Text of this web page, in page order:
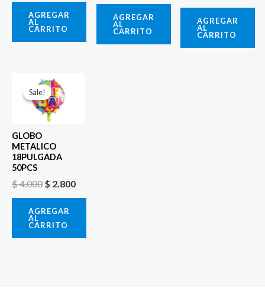
AGREGAR
AL
CARRITO
AGREGAR
AL
CARRITO
AGREGAR
AL
CARRITO
Sale!
Sale!
GLOBO
METALICO
18PULGADA
50PCS
$4.000
El
precio
original
era:
$ 2.800
AGREGAR
AL
CARRITO